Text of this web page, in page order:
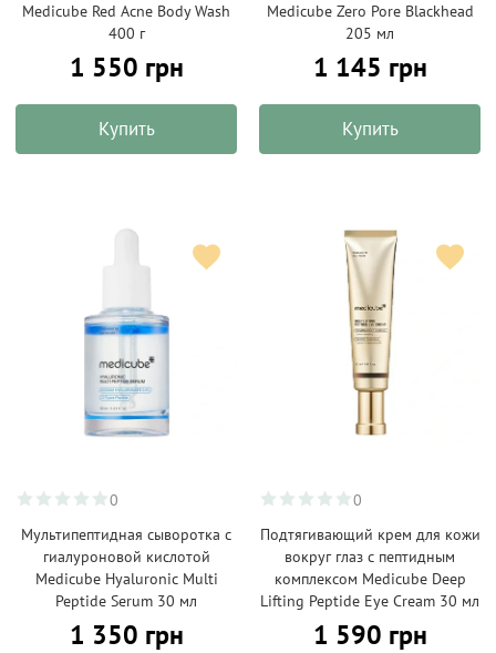
Medicube Red Acne Body Wash
400 г
1 550 грн
Купить
Medicube Zero Pore Blackhead
205 мл
1 145 грн
Купить
0
Мультипептидная сыворотка с
гиалуроновой кислотой
Medicube Hyaluronic Multi
Peptide Serum 30 мл
1 350 грн
0
Подтягивающий крем для кожи
вокруг глаз с пептидным
комплексом Medicube Deep
Lifting Peptide Eye Cream 30 мл
1 590 грн